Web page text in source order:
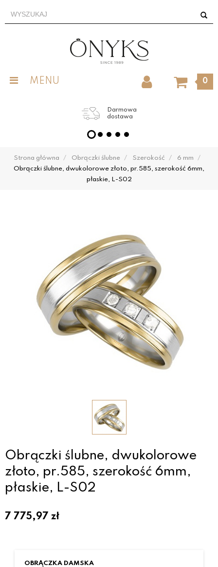
MENU 0
Darmowa
dostawa
Strona główna Obrączki ślubne Szerokość
6 mm
Obrączki ślubne, dwukolorowe złoto, pr.585, szerokość 6mm,
płaskie, L-S02
Obrączki ślubne, dwukolorowe
złoto, pr.585, szerokość 6mm,
płaskie, L-S02
7 775,97 zł
OBRĄCZKA DAMSKA